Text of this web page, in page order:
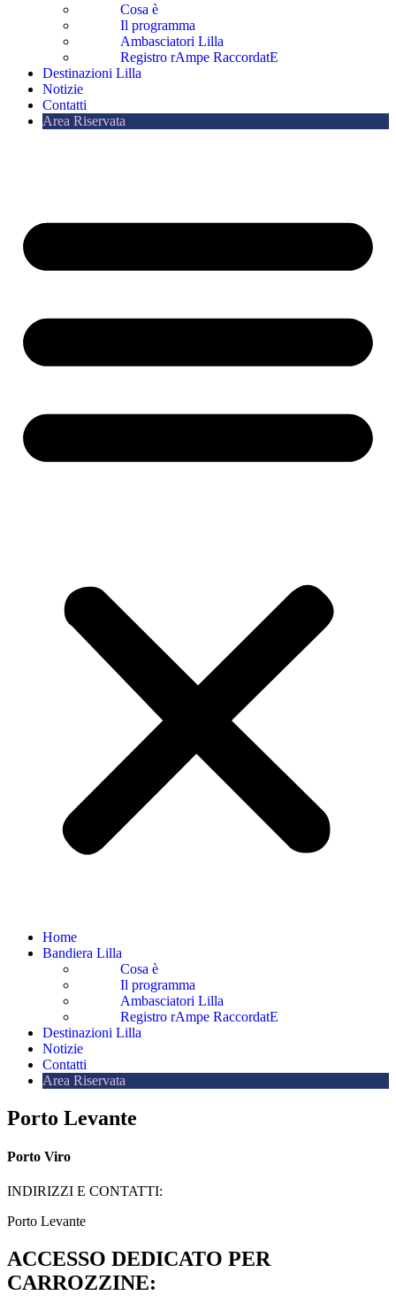
Cosa è
Il programma
Ambasciatori Lilla
Registro rAmpe RaccordatE
Destinazioni Lilla
Notizie
Contatti
Area Riservata
Home
Bandiera Lilla
Cosa è
Il programma
Ambasciatori Lilla
Registro rAmpe RaccordatE
Destinazioni Lilla
Notizie
Contatti
Area Riservata
Porto Levante
Porto Viro
INDIRIZZI E CONTATTI:​
Porto Levante
ACCESSO DEDICATO PER
CARROZZINE: